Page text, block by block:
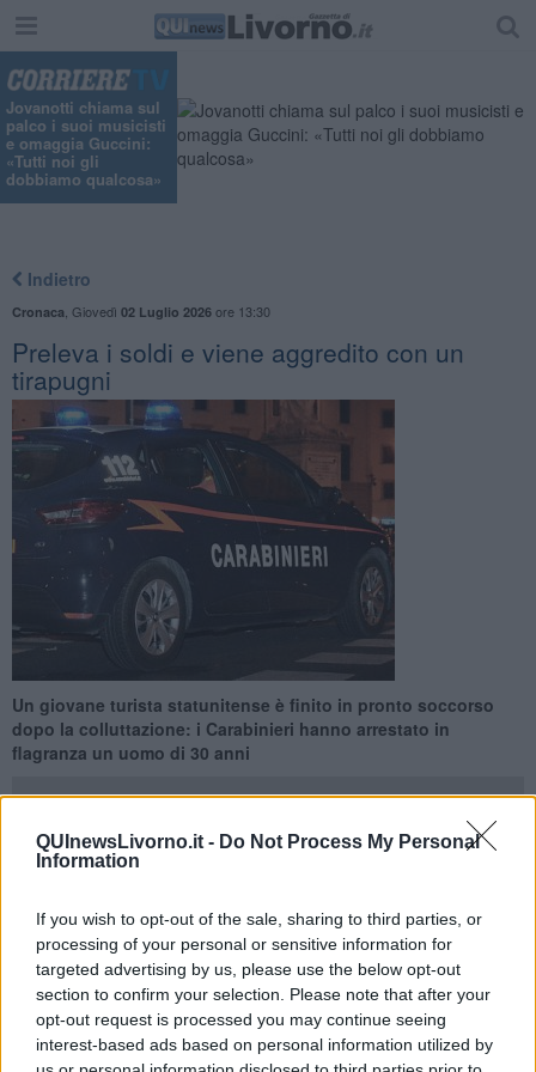
QUInewsLivorno.it - Do Not Process My Personal
Information
If you wish to opt-out of the sale, sharing to third parties, or
processing of your personal or sensitive information for
targeted advertising by us, please use the below opt-out
section to confirm your selection. Please note that after your
opt-out request is processed you may continue seeing
interest-based ads based on personal information utilized by
Jovanotti chiama sul
palco i suoi musicisti
e omaggia Guccini:
«Tutti noi gli
dobbiamo qualcosa»
Indietro
Cronaca Giovedì 02 Luglio 2026ore 13:30
Preleva i soldi e viene aggredito con un
tirapugni
Un giovane turista statunitense è finito in pronto soccorso
dopo la colluttazione: i Carabinieri hanno arrestato in
flagranza un uomo di 30 anni
aggredito con l'uso diun tirapugni. È quanto sarebbe accaduto
nel pomeriggio di ieri, mercoledì 1° Luglio, a Livorno, in pieno
centro città.
La vittima, un turista statunitense di 25 anni, ha infatti ritirato i
contanti in un bancomat di via Cairoli. Pochi metri dopo, agli scali
Manzoni, è stato quindi aggredito: addirittura, il malvivente gli